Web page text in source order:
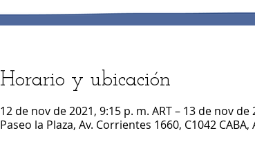
Horario y ubicación
12 de nov de 2021, 9:15 p. m. ART – 13 de nov de
Paseo la Plaza, Av. Corrientes 1660, C1042